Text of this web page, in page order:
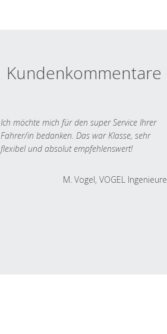
Kundenkommentare
Ich möchte mich für den super Service Ihrer
Fahrer/in bedanken. Das war Klasse, sehr
flexibel und absolut empfehlenswert!
M. Vogel, VOGEL Ingenieure